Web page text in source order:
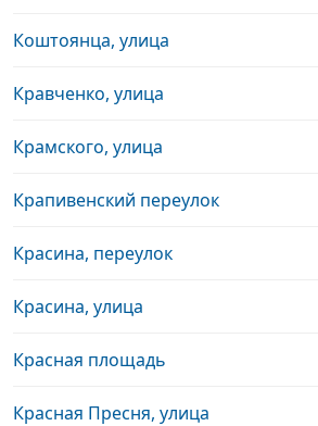
Коштоянца, улица
Кравченко, улица
Крамского, улица
Крапивенский переулок
Красина, переулок
Красина, улица
Красная площадь
Красная Пресня, улица